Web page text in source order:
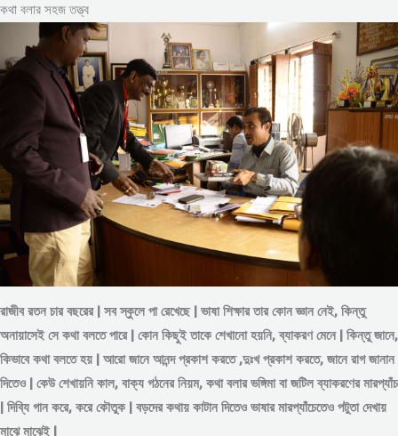
কথা বলার সহজ তত্ত্ব
রাজীব রতন চার বছরের | সব স্কুলে পা রেখেছে | ভাষা শিক্ষার তার কোন জ্ঞান নেই, কিন্তু
অনায়াসেই সে কথা বলতে পারে | কোন কিছুই তাকে শেখানো হয়নি, ব্যাকরণ মেনে | কিন্তু জানে,
কিভাবে কথা বলতে হয় | আরো জানে আনন্দ প্রকাশ করতে ,দুঃখ প্রকাশ করতে, জানে রাগ জানান
দিতেও | কেউ শেখায়নি কাল, বাক্য গঠনের নিয়ম, কথা বলার ভঙ্গিমা বা জটিল ব্যাকরণের মারপ্যাঁচ
| দিব্যি গান করে, করে কৌতুক | বড়দের কথায় কাটান দিতেও ভাষার মারপ্যাঁচেতেও পটুতা দেখায়
মাঝে মাঝেই |